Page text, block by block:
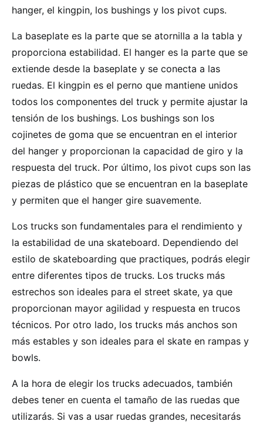
hanger, el kingpin, los bushings y los pivot cups.
La baseplate es la parte que se atornilla a la tabla y
proporciona estabilidad. El hanger es la parte que se
extiende desde la baseplate y se conecta a las
ruedas. El kingpin es el perno que mantiene unidos
todos los componentes del truck y permite ajustar la
tensión de los bushings. Los bushings son los
cojinetes de goma que se encuentran en el interior
del hanger y proporcionan la capacidad de giro y la
respuesta del truck. Por último, los pivot cups son las
piezas de plástico que se encuentran en la baseplate
y permiten que el hanger gire suavemente.
Los trucks son fundamentales para el rendimiento y
la estabilidad de una skateboard. Dependiendo del
estilo de skateboarding que practiques, podrás elegir
entre diferentes tipos de trucks. Los trucks más
estrechos son ideales para el street skate, ya que
proporcionan mayor agilidad y respuesta en trucos
técnicos. Por otro lado, los trucks más anchos son
más estables y son ideales para el skate en rampas y
bowls.
A la hora de elegir los trucks adecuados, también
debes tener en cuenta el tamaño de las ruedas que
utilizarás. Si vas a usar ruedas grandes, necesitarás